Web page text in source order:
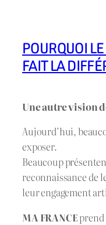
POURQUOI
FAIT LA
Une autre vision
Aujourd’hui,
exposer.
Beaucoup
reconnaissance de
leur engagement
MA FRANCEprend